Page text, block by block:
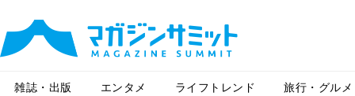
雑誌・出版 エンタメ ライフトレンド 旅行・グルメ